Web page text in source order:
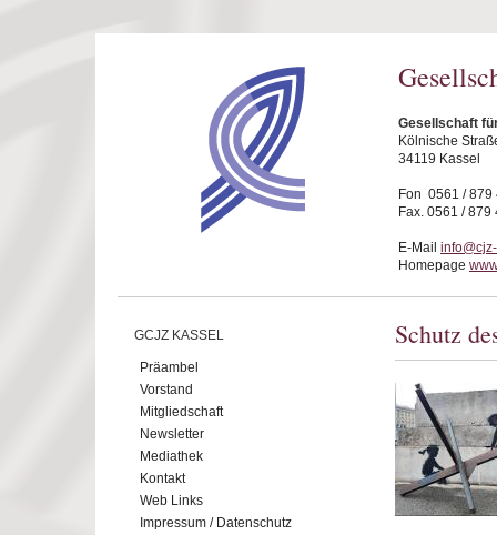
Gesellschaft
Kölnische
34119 Kassel
Fon 0561 / 879
Fax. 0561 / 879
E-Mail
Homepage
GCJZ KASSEL
Präambel
Vorstand
Mitgliedschaft
Newsletter
Mediathek
Kontakt
Web Links
Impressum / Datenschutz
Schutz